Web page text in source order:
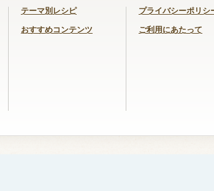
テーマ別レシピ
おすすめコンテンツ
プライバシーポリシ
ご利用にあたって